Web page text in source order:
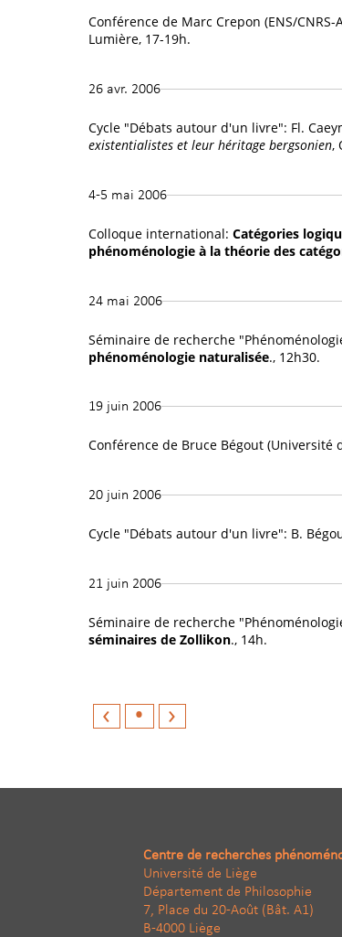
Conférence de Marc Crepon (ENS/CNRS-
Lumière, 17-19h.
26 avr. 2006
Cycle "Débats autour d'un livre": Fl.
existentialistes et leur héritage bergsonien,
4-5 mai 2006
Colloque international: Catégories
phénoménologie à la théorie des
24 mai 2006
Séminaire de recherche
phénoménologie naturalisée., 12h30.
19 juin 2006
Conférence de Bruce Bégout (Université
20 juin 2006
Cycle "Débats autour d'un livre": B.
21 juin 2006
Séminaire de recherche
séminaires de Zollikon., 14h.
‹ • ›
Centre de recherches
Université de Liège
Département de Philosophie
7, Place du 20-Août (Bât. A1)
B-4000 Liège